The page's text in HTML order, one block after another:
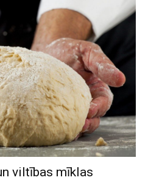
viltības mīklas